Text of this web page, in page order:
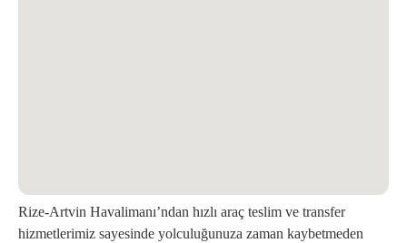
Rize-Artvin Havalimanı’ndan hızlı araç teslim ve transfer
hizmetlerimiz sayesinde yolculuğunuza zaman kaybetmeden